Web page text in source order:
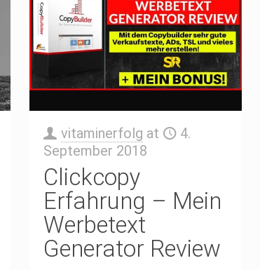
vitaminerfolg at
4.
September 2018
Clickcopy
Erfahrung – Mein
Werbetext
Generator Review